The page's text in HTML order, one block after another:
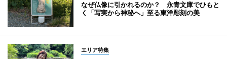
なぜ仏像に引かれるのか？ 永青文庫でひもと
く「写実から神秘へ」至る東洋彫刻の美
エリア特集